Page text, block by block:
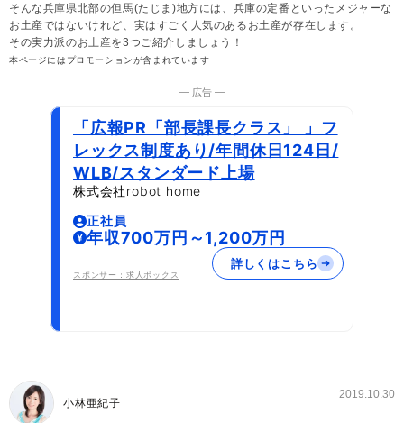
そんな兵庫県北部の但馬(たじま)地方には、兵庫の定番といったメジャーな
お土産ではないけれど、実はすごく人気のあるお土産が存在します。
その実力派のお土産を3つご紹介しましょう！
本ページにはプロモーションが含まれています
― 広告 ―
「広報PR「部長課長クラス」 」フ
レックス制度あり/年間休日124日/
WLB/スタンダード上場
株式会社robot home
正社員
年収700万円～1,200万円
スポンサー：求人ボックス
詳しくはこちら
小林亜紀子
2019.10.30